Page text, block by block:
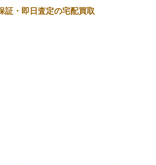
証・即日査定の宅配買取